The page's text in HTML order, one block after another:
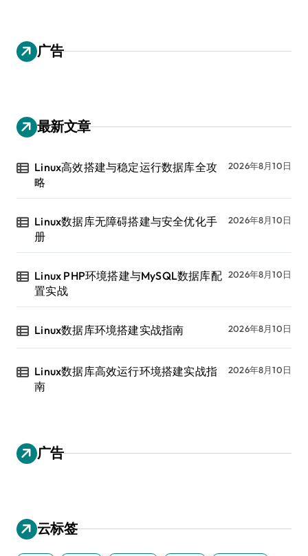
广告
最新文章
Linux高效搭建与稳定运行数据库全攻
略
2026年8月10日
Linux数据库无障碍搭建与安全优化手
册
2026年8月10日
Linux PHP环境搭建与MySQL数据库配
置实战
2026年8月10日
Linux数据库环境搭建实战指南 2026年8月10日
Linux数据库高效运行环境搭建实战指
南
2026年8月10日
广告
云标签